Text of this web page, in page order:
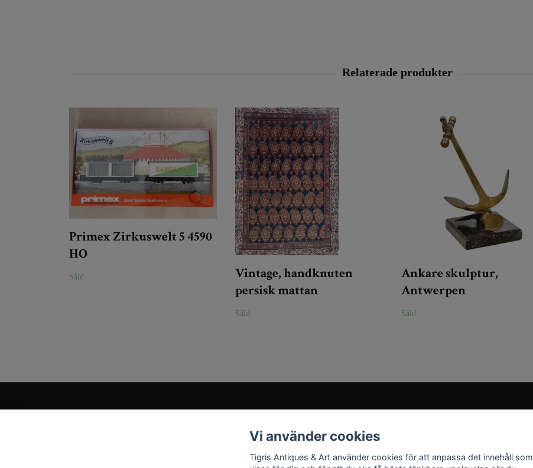
Primex Zirkuswelt 5 4590
HO
Såld
Vintage, handknuten
persisk mattan
Såld
Ankare skulptur,
Antwerpen
Såld
Info@tigrisantiques.com
YouTube
Vi använder cookies
Tigris Antiques & Art använder cookies för att anpassa det innehåll som